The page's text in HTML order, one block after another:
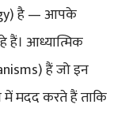
है — आपके
हैं। आध्यात्मिक
हैं जो इन
मदद करते हैं ताकि